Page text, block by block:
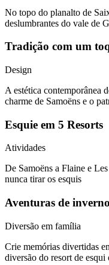
No topo do planalto de
deslumbrantes do vale de
Tradição com um
Design
A estética contemporânea
charme de Samoëns e o
Esquie em 5 Resorts
Atividades
De Samoëns a Flaine e
nunca tirar os esquis
Aventuras de inverno
Diversão em família
Crie memórias divertidas
diversão do resort de